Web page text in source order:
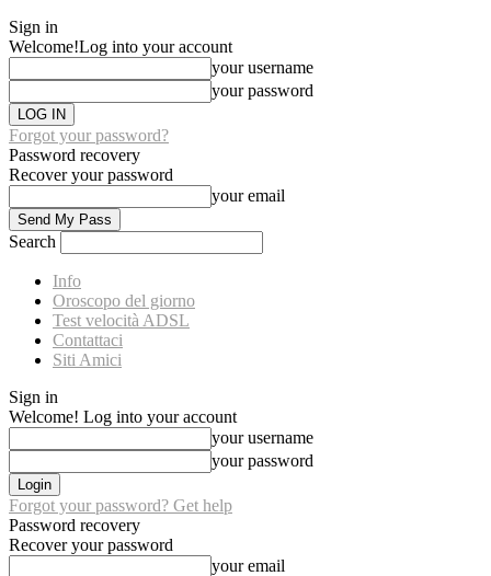
Sign in
Welcome!Log into your account
your username
your password
Forgot your password?
Password recovery
Recover your password
your email
Search
Info
Oroscopo del giorno
Test velocità ADSL
Contattaci
Siti Amici
Sign in
Welcome! Log into your account
your username
your password
Forgot your password? Get help
Password recovery
Recover your password
your email